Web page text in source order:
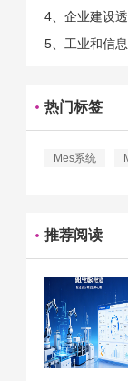
4、企业建设
5、工业和信
热门标签
Mes系统
推荐阅读